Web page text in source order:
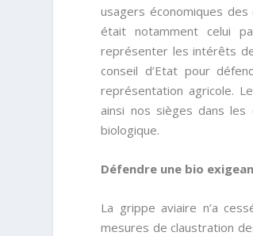
usagers économiques des
était notamment celui
représenter les intérêts
conseil d’Etat pour
représentation agricole.
ainsi nos sièges dans
biologique.
Défendre une bio
La grippe aviaire n’a
mesures de claustration